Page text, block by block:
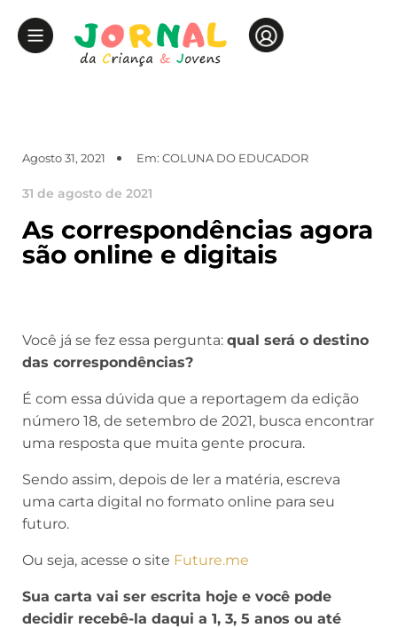
Agosto 31, 2021 Em: COLUNA DO EDUCADOR
31 de agosto de 2021
As correspondências agora
são online e digitais
Você já se fez essa pergunta: qual será o destino
das correspondências?
É com essa dúvida que a reportagem da edição
número 18, de setembro de 2021, busca encontrar
uma resposta que muita gente procura.
Sendo assim, depois de ler a matéria, escreva
uma carta digital no formato online para seu
futuro.
Ou seja, acesse o site Future.me
Sua carta vai ser escrita hoje e você pode
decidir recebê-la daqui a 1, 3, 5 anos ou até